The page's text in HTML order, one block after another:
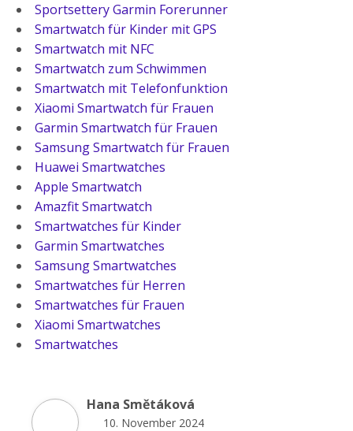
Sportsettery Garmin Forerunner
Smartwatch für Kinder mit GPS
Smartwatch mit NFC
Smartwatch zum Schwimmen
Smartwatch mit Telefonfunktion
Xiaomi Smartwatch für Frauen
Garmin Smartwatch für Frauen
Samsung Smartwatch für Frauen
Huawei Smartwatches
Apple Smartwatch
Amazfit Smartwatch
Smartwatches für Kinder
Garmin Smartwatches
Samsung Smartwatches
Smartwatches für Herren
Smartwatches für Frauen
Xiaomi Smartwatches
Smartwatches
Hana Smětáková
10. November 2024